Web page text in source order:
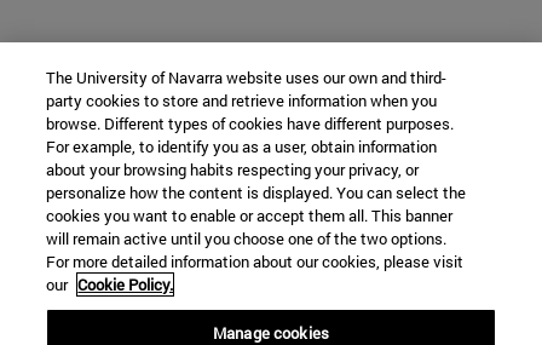
The University of Navarra website uses our own and third-
party cookies to store and retrieve information when you
browse. Different types of cookies have different purposes.
For example, to identify you as a user, obtain information
about your browsing habits respecting your privacy, or
personalize how the content is displayed. You can select the
cookies you want to enable or accept them all. This banner
will remain active until you choose one of the two options.
For more detailed information about our cookies, please visit
our Cookie Policy.
Manage cookies